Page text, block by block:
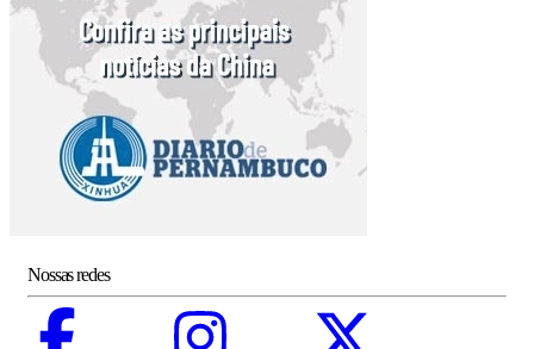
Nossas redes